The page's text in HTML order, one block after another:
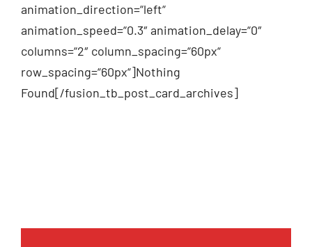
animation_direction=“left“
animation_speed=“0.3″ animation_delay=“0″
columns=“2″ column_spacing=“60px“
row_spacing=“60px“]Nothing
Found[/fusion_tb_post_card_archives]